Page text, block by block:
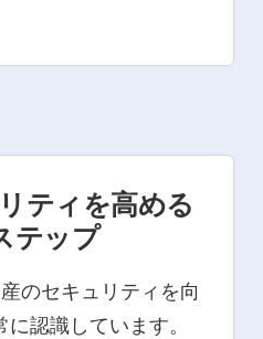
ティを高める
テップ
のセキュリティを向
認識しています。